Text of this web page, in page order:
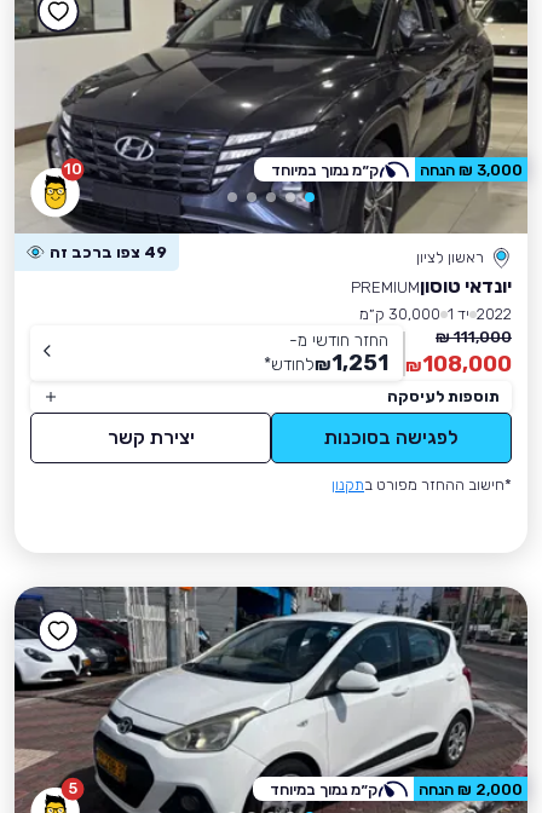
10
ראשון לציון 49 צפו ברכב זה
יונדאי טוסוןPREMIUM
2022 יד 1
30,000 ק״מ
111,000 ₪
108,000
₪
החזר חודשי מ-
1,251
₪לחודש*
תוספות לעיסקה
לפגישה בסוכנות יצירת קשר
*חישוב ההחזר מפורט בתקנון
3,000 ₪ הנחה ק״מ נמוך במיוחד
5 2,000 ₪ הנחה ק״מ נמוך במיוחד